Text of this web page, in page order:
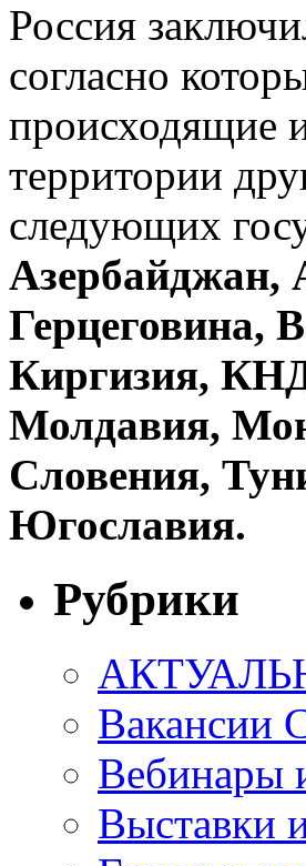
Россия
согласно
происходящие
территории
следующих
Азербайджан,
Герцеговина,
Киргизия,
Молдавия,
Словения,
Югославия.
Рубрики
Вакансии
Вебинары
Выставки